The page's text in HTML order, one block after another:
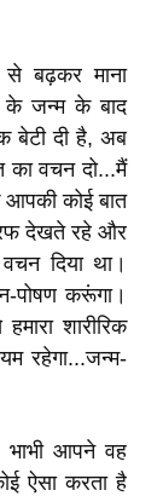
से बढ़कर माना
के जन्म के बाद
बेटी दी है, अब
का वचन दो...मैं
कोई बात
देखते रहे और
दिया था।
करूंगा।
शारीरिक
रहेगा...जन्म-
आपने वह
ऐसा करता है